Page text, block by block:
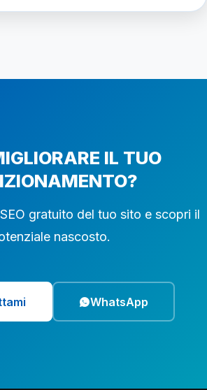
IL TUO
gratuito del tuo sito e scopri il
nascosto.
WhatsApp